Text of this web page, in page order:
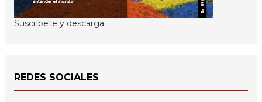
Suscríbete y descarga
REDES SOCIALES